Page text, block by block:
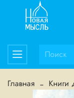
Главная Книги